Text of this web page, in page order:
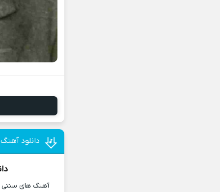
دانلود
آهنگ های سنتی